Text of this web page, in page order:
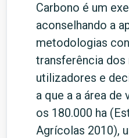
Carbono é um
aconselhando a
metodologias
transferência dos
utilizadores e
a que a a área de
os 180.000 ha
Agrícolas 2010),